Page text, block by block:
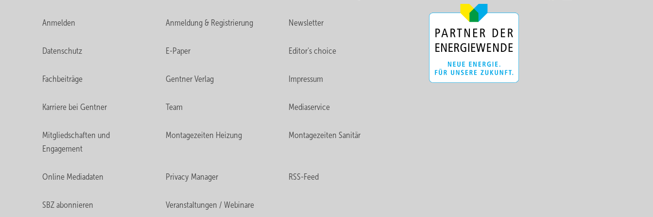
Anmelden Anmeldung & Registrierung Newsletter
Datenschutz E-Paper Editor's choice
Fachbeiträge Gentner Verlag Impressum
Karriere bei Gentner Team Mediaservice
Mitgliedschaften und
Engagement
Montagezeiten Heizung Montagezeiten Sanitär
Online Mediadaten Privacy Manager RSS-Feed
SBZ abonnieren Veranstaltungen / Webinare